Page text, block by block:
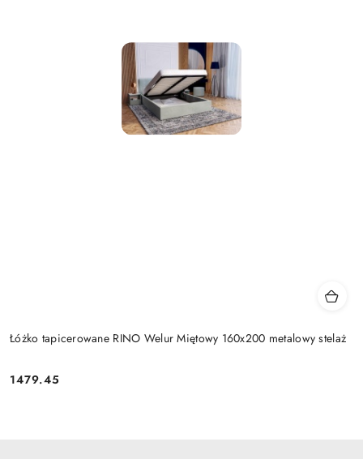
Łóżko tapicerowane RINO Welur Miętowy 160x200 metalowy stelaż
Cena:
1479.45